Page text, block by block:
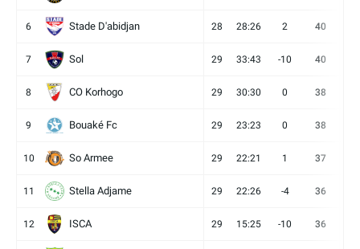
6 Stade D'abidjan 28 28:26 2 40
7 Sol 29 33:43 -10 40
8 CO Korhogo 29 30:30 0 38
9 Bouaké Fc 29 23:23 0 38
10 So Armee 29 22:21 1 37
11 Stella Adjame 29 22:26 -4 36
12 ISCA 29 15:25 -10 36